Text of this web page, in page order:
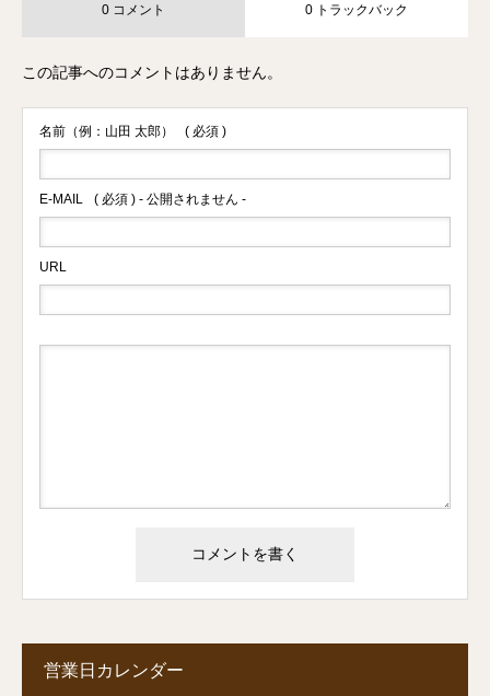
0 コメント 0 トラックバック
この記事へのコメントはありません。
名前（例：山田 太郎） ( 必須 )
E-MAIL ( 必須 ) - 公開されません -
URL
営業日カレンダー